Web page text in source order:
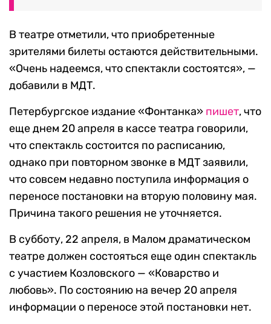
В театре отметили, что приобретенные
зрителями билеты остаются действительными.
«Очень надеемся, что спектакли состоятся», —
добавили в МДТ.
Петербургское издание «Фонтанка» пишет, что
еще днем 20 апреля в кассе театра говорили,
что спектакль состоится по расписанию,
однако при повторном звонке в МДТ заявили,
что совсем недавно поступила информация о
переносе постановки на вторую половину мая.
Причина такого решения не уточняется.
В субботу, 22 апреля, в Малом драматическом
театре должен состояться еще один спектакль
с участием Козловского — «Коварство и
любовь». По состоянию на вечер 20 апреля
информации о переносе этой постановки нет.